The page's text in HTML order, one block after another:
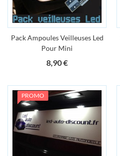
Pack Ampoules Veilleuses Led
Pour Mini
8,90 €Prix
PROMO